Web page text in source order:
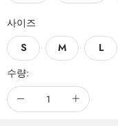
사이즈
S
M L
수량: